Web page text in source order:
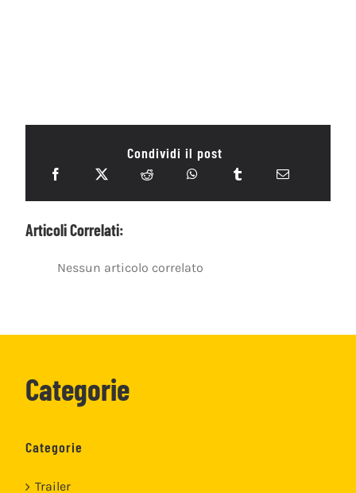
Condividi il post
Articoli Correlati:
Nessun articolo correlato
Categorie
Categorie
Trailer